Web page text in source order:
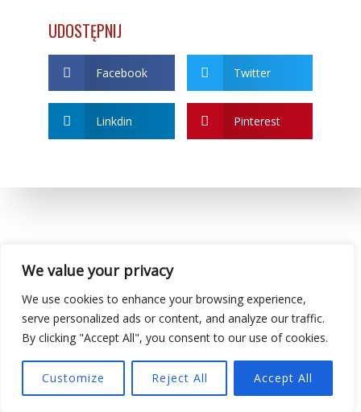
We value your privacy
We use cookies to enhance your browsing experience,
serve personalized ads or content, and analyze our traffic.
By clicking "Accept All", you consent to our use of cookies.
Customize Reject All Accept All
UDOSTĘPNIJ
Facebook Twitter
Linkdin Pinterest
www.parafia.rozawielka.pl